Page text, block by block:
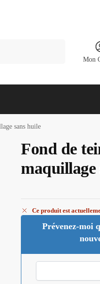
Mon
sans huile
Fond de
maquillage
Ce produit est
Prévenez-moi